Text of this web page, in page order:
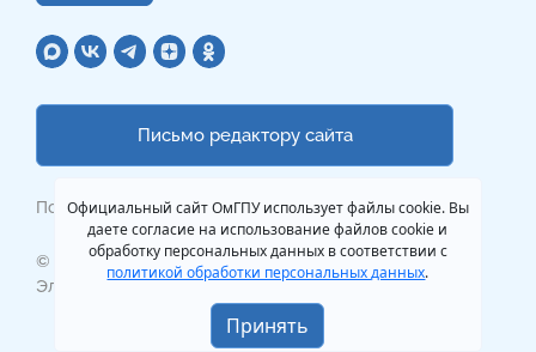
Письмо редактору сайта
Политика обработки ПДн
© 1998—2026 ОмГПУ
Электронная почта:mail@omgpu.ru
Официальный сайт ОмГПУ использует файлы cookie. Вы
даете согласие на использование файлов cookie и
обработку персональных данных в соответствии с
политикой обработки персональных данных.
Принять